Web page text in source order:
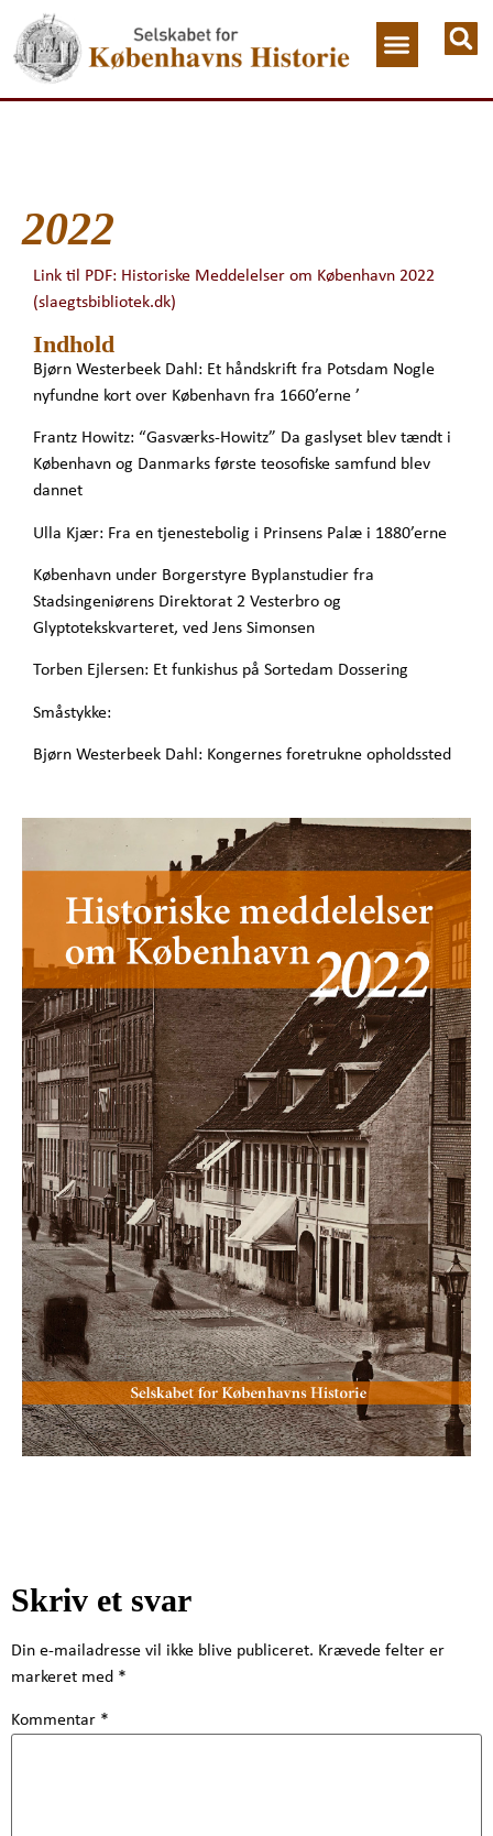
2022
Link til PDF: Historiske Meddelelser om København 2022
(slaegtsbibliotek.dk)
Indhold
Bjørn Westerbeek Dahl: Et håndskrift fra Potsdam Nogle
nyfundne kort over København fra 1660’erne ’
Frantz Howitz: “Gasværks-Howitz” Da gaslyset blev tændt i
København og Danmarks første teosofiske samfund blev
dannet
Ulla Kjær: Fra en tjenestebolig i Prinsens Palæ i 1880’erne
København under Borgerstyre Byplanstudier fra
Stadsingeniørens Direktorat 2 Vesterbro og
Glyptotekskvarteret, ved Jens Simonsen
Torben Ejlersen: Et funkishus på Sortedam Dossering
Småstykke:
Bjørn Westerbeek Dahl: Kongernes foretrukne opholdssted
Skriv et svar
Din e-mailadresse vil ikke blive publiceret. Krævede felter er
markeret med *
Kommentar *